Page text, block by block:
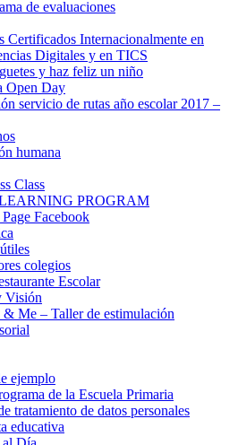
de evaluaciones
Certificados Internacionalmente en
Digitales y en TICS
y haz feliz un niño
Open Day
servicio de rutas año escolar 2017 –
humana
Class
PROGRAM
Facebook
colegios
Escolar
Visión
Me – Taller de estimulación
ejemplo
de la Escuela Primaria
tratamiento de datos personales
educativa